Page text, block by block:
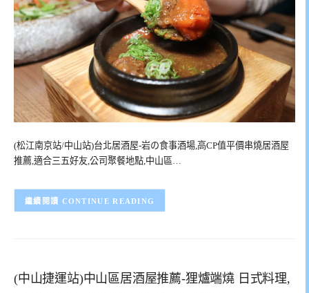
(松江南京站/中山站)台北居酒屋-岩の食事酒場,高CP值平價串燒居酒屋
推薦,適合三五好友,公司聚餐地點,中山區…
CONTINUE READING
(中山捷運站)中山區居酒屋推薦-狸爐端燒 日式料理,